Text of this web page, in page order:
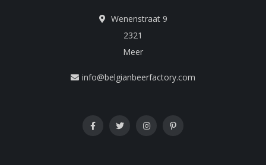
Wenenstraat 9
2321
Meer
info@belgianbeerfactory.com